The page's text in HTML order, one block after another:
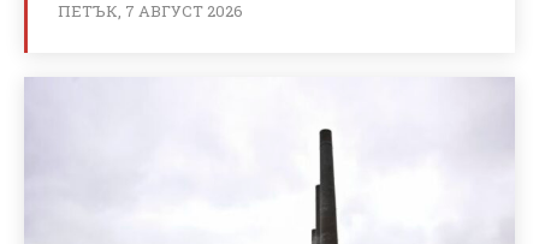
ПЕТЪК, 7 АВГУСТ 2026